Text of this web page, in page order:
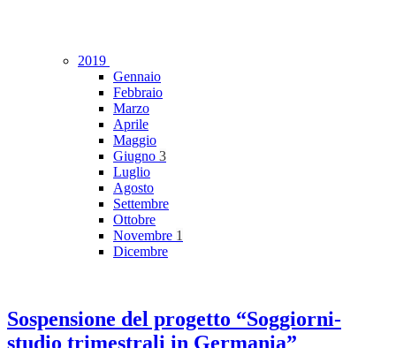
2019
Gennaio
Febbraio
Marzo
Aprile
Maggio
Giugno 3
Luglio
Agosto
Settembre
Ottobre
Novembre 1
Dicembre
Sospensione del progetto “Soggiorni-
studio trimestrali in Germania”